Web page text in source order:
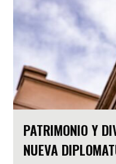
PATRIMONIO Y
NUEVA